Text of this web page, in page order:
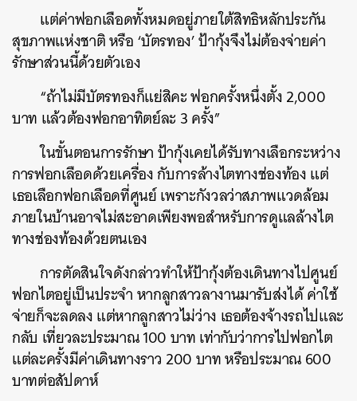
แต่ค่าฟอกเลือดทั้งหมดอยู่ภายใต้สิทธิหลักประกัน
สุขภาพแห่งชาติ หรือ ‘บัตรทอง’ ป้ากุ้งจึงไม่ต้องจ่ายค่า
รักษาส่วนนี้ด้วยตัวเอง
“ถ้าไม่มีบัตรทองก็แย่สิคะ ฟอกครั้งหนึ่งตั้ง 2,000
บาท แล้วต้องฟอกอาทิตย์ละ 3 ครั้ง”
ในขั้นตอนการรักษา ป้ากุ้งเคยได้รับทางเลือกระหว่าง
การฟอกเลือดด้วยเครื่อง กับการล้างไตทางช่องท้อง แต่
เธอเลือกฟอกเลือดที่ศูนย์ เพราะกังวลว่าสภาพแวดล้อม
ภายในบ้านอาจไม่สะอาดเพียงพอสำหรับการดูแลล้างไต
ทางช่องท้องด้วยตนเอง
การตัดสินใจดังกล่าวทำให้ป้ากุ้งต้องเดินทางไปศูนย์
ฟอกไตอยู่เป็นประจำ หากลูกสาวลางานมารับส่งได้ ค่าใช้
จ่ายก็จะลดลง แต่หากลูกสาวไม่ว่าง เธอต้องจ้างรถไปและ
กลับ เที่ยวละประมาณ 100 บาท เท่ากับว่าการไปฟอกไต
แต่ละครั้งมีค่าเดินทางราว 200 บาท หรือประมาณ 600
บาทต่อสัปดาห์